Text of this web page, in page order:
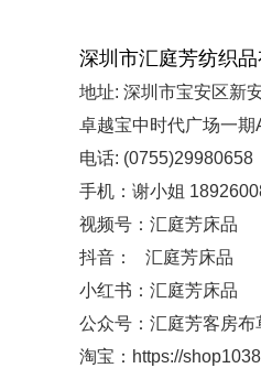
深圳市汇庭芳纺织品
地址: 深圳市宝安区新
卓越宝中时代广场一期
电话: (0755)29980658
手机：谢小姐
视频号：汇庭芳床品
抖音： 汇庭芳床品
小红书：汇庭芳床品
公众号：汇庭芳客房布
淘宝：https://